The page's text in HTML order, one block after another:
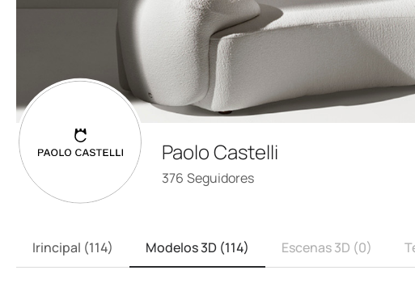
Paolo Castelli
376 Seguidores
Irincipal (114) Modelos 3D (114) Escenas 3D (0)